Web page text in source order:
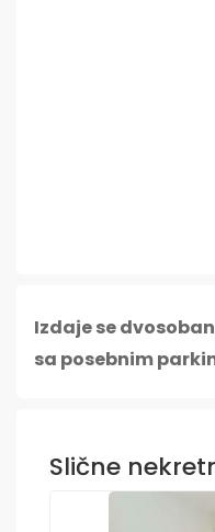
Izdaje se
sa posebnim
Slične